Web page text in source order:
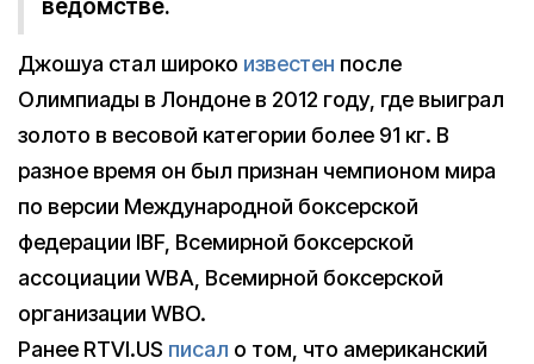
ведомстве.
Джошуа стал широко известен после
Олимпиады в Лондоне в 2012 году, где выиграл
золото в весовой категории более 91 кг. В
разное время он был признан чемпионом мира
по версии Международной боксерской
федерации IBF, Всемирной боксерской
ассоциации WBA, Всемирной боксерской
организации WBO.
Ранее RTVI.US писал о том, что американский